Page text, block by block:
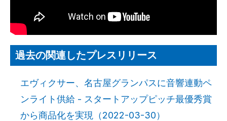
過去の関連したプレスリリース
エヴィクサー、名古屋グランパスに音響連動ペ
ンライト供給 - スタートアップピッチ最優秀賞
から商品化を実現（2022-03-30）